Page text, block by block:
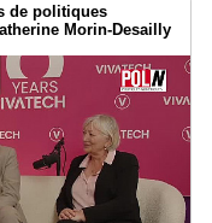
de politiques
Morin-Desailly